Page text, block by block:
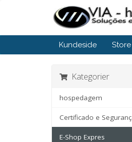
Kundeside Store
Kategorier
hospedagem
Certificado e
E-Shop Expres